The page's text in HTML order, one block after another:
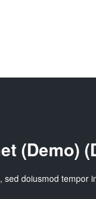
(Demo)
doiusmod